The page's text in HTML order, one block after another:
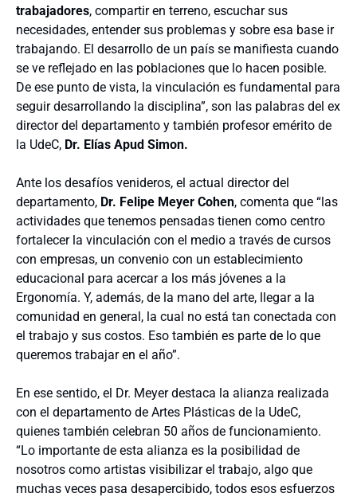
trabajadores, compartir en terreno, escuchar sus
necesidades, entender sus problemas y sobre esa base ir
trabajando. El desarrollo de un país se manifiesta cuando
se ve reflejado en las poblaciones que lo hacen posible.
De ese punto de vista, la vinculación es fundamental para
seguir desarrollando la disciplina”, son las palabras del ex
director del departamento y también profesor emérito de
la UdeC, Dr. Elías Apud Simon.
Ante los desafíos venideros, el actual director del
departamento, Dr. Felipe Meyer Cohen, comenta que “las
actividades que tenemos pensadas tienen como centro
fortalecer la vinculación con el medio a través de cursos
con empresas, un convenio con un establecimiento
educacional para acercar a los más jóvenes a la
Ergonomía. Y, además, de la mano del arte, llegar a la
comunidad en general, la cual no está tan conectada con
el trabajo y sus costos. Eso también es parte de lo que
queremos trabajar en el año”.
En ese sentido, el Dr. Meyer destaca la alianza realizada
con el departamento de Artes Plásticas de la UdeC,
quienes también celebran 50 años de funcionamiento.
“Lo importante de esta alianza es la posibilidad de
nosotros como artistas visibilizar el trabajo, algo que
muchas veces pasa desapercibido, todos esos esfuerzos